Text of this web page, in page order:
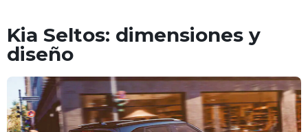
Kia Seltos: dimensiones y
diseño